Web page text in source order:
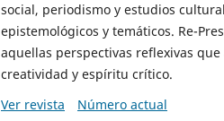
social, periodismo y estudios
epistemológicos y temáticos. Re-
aquellas perspectivas reflexivas
creatividad y espíritu crítico.
Ver revista
Número actual